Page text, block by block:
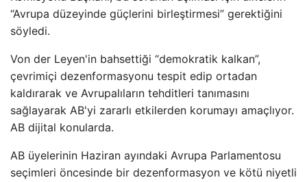
“Avrupa düzeyinde güçlerini birleştirmesi” gerektiğini
söyledi.
Von der Leyen'in bahsettiği “demokratik kalkan”,
çevrimiçi dezenformasyonu tespit edip ortadan
kaldırarak ve Avrupalıların tehditleri tanımasını
sağlayarak AB'yi zararlı etkilerden korumayı amaçlıyor.
AB dijital konularda.
AB üyelerinin Haziran ayındaki Avrupa Parlamentosu
seçimleri öncesinde bir dezenformasyon ve kötü niyetli